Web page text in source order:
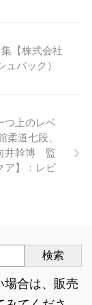
【株式会社
バック）
つ上のレベ
道七段、
井幹博 監
ア】：レビ
検索
合は、販売